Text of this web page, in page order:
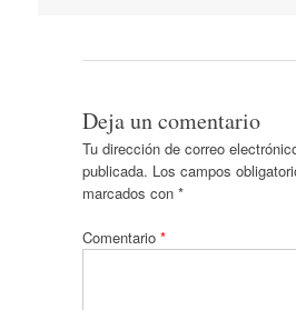
Deja un comentario
Tu dirección de correo
publicada. Los campos
marcados con *
Comentario *